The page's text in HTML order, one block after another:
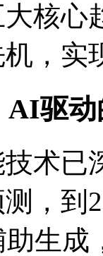
核心
，实
AI驱动
技术已
，到
生成